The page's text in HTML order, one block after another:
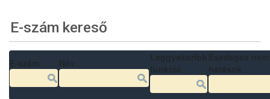
E-szám kereső